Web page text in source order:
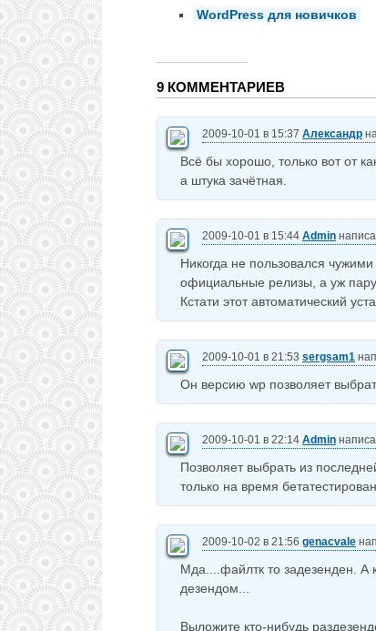
WordPress для новичков
9 КОММЕНТАРИЕВ
2009-10-01 в 15:37 Александр
Всё бы хорошо, только вот от
а штука зачётная.
2009-10-01 в 15:44 Admin
Никогда не пользовался
официальные релизы, а уж пару
Кстати этот автоматический
2009-10-01 в 21:53 sergsam1
Он версию wp позволяет
2009-10-01 в 22:14 Admin
Позволяет выбрать из
только на время
2009-10-02 в 21:56 genacvale
Мда....файлтк то задезенден. А
дезендом...
Выложите кто-нибудь